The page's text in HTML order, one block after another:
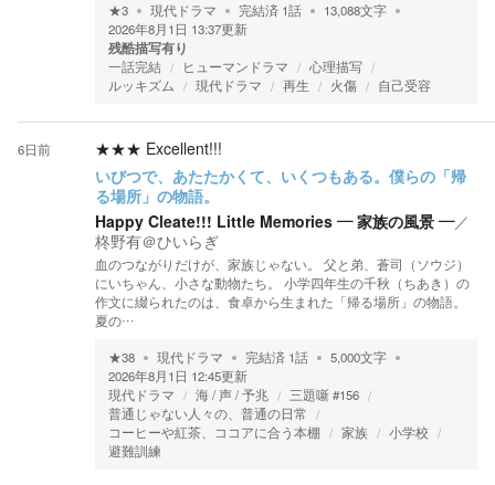
★3 現代ドラマ 完結済 1話 13,088文字
2026年8月1日 13:37更新
残酷描写有り
一話完結 ヒューマンドラマ
心理描写
ルッキズム
現代ドラマ 再生 火傷 自己受容
6日前 ★★★ Excellent!!!
いびつで、あたたかくて、いくつもある。僕らの「帰
る場所」の物語。
Happy Cleate!!! Little Memories ― 家族の風景 ―／
柊野有＠ひいらぎ
血のつながりだけが、家族じゃない。 父と弟、蒼司（ソウジ）
にいちゃん、小さな動物たち。 小学四年生の千秋（ちあき）の
作文に綴られたのは、食卓から生まれた「帰る場所」の物語。
夏の…
★38 現代ドラマ 完結済 1話 5,000文字
2026年8月1日 12:45更新
現代ドラマ
海 / 声 / 予兆
三題噺 #156
普通じゃない人々の、普通の日常
コーヒーや紅茶、ココアに合う本棚
家族
小学校
避難訓練